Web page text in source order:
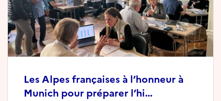
Les Alpes françaises à l’honneur à
Munich pour préparer l’hi...